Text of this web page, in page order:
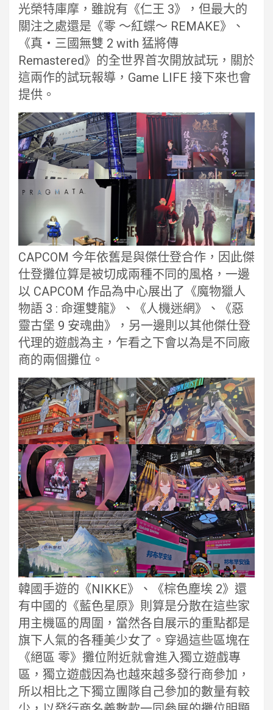
光榮特庫摩，雖說有《仁王 3》，但最大的
關注之處還是《零 ～紅蝶～ REMAKE》、
《真・三國無雙 2 with 猛將傳
Remastered》的全世界首次開放試玩，關於
這兩作的試玩報導，Game LIFE 接下來也會
提供。
CAPCOM 今年依舊是與傑仕登合作，因此傑
仕登攤位算是被切成兩種不同的風格，一邊
以 CAPCOM 作品為中心展出了《魔物獵人
物語 3 : 命運雙龍》、《人機迷網》、《惡
靈古堡 9 安魂曲》，另一邊則以其他傑仕登
代理的遊戲為主，乍看之下會以為是不同廠
商的兩個攤位。
韓國手遊的《NIKKE》、《棕色塵埃 2》還
有中國的《藍色星原》則算是分散在這些家
用主機區的周圍，當然各自展示的重點都是
旗下人氣的各種美少女了。穿過這些區塊在
《絕區 零》攤位附近就會進入獨立遊戲專
區，獨立遊戲因為也越來越多發行商參加，
所以相比之下獨立團隊自己參加的數量有較